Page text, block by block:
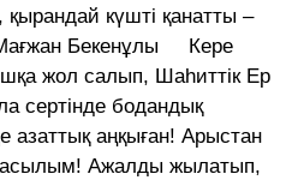
күшті қанатты –
Мағжан Бекенұлы Кере
жол салып, Шаһиттік Ер
сертінде бодандық
азаттық аңқыған! Арыстан
асылым! Ажалды жылатып,